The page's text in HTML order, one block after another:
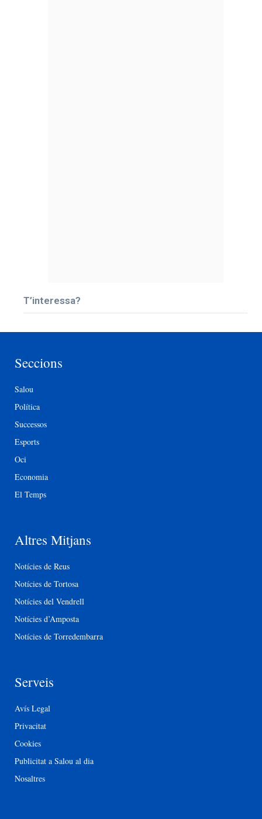
T’interessa?
Seccions
Salou
Política
Successos
Esports
Oci
Economia
El Temps
Altres Mitjans
Notícies de Reus
Notícies de Tortosa
Notícies del Vendrell
Notícies d’Amposta
Notícies de Torredembarra
Serveis
Avís Legal
Privacitat
Cookies
Publicitat a Salou al dia
Nosaltres